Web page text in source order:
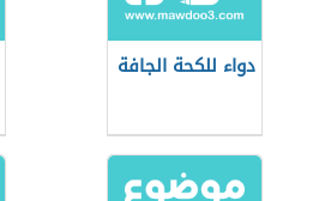
دواء للكحة الجافة